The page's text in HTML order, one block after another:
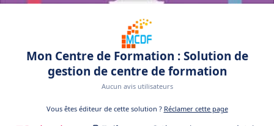
Mon Centre de Formation : Solution de
gestion de centre de formation
Aucun avis utilisateurs
Vous êtes éditeur de cette solution ? Réclamer cette page